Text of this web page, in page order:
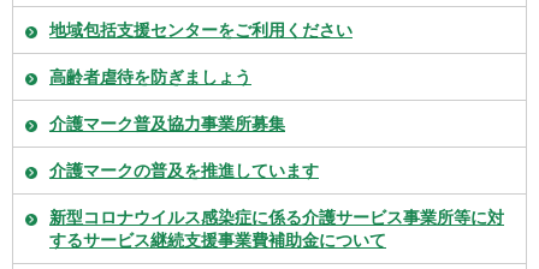
地域包括支援センターをご利用ください
高齢者虐待を防ぎましょう
介護マーク普及協力事業所募集
介護マークの普及を推進しています
新型コロナウイルス感染症に係る介護サービス事業所等に対
するサービス継続支援事業費補助金について